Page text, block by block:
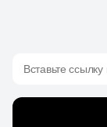
Вставьте